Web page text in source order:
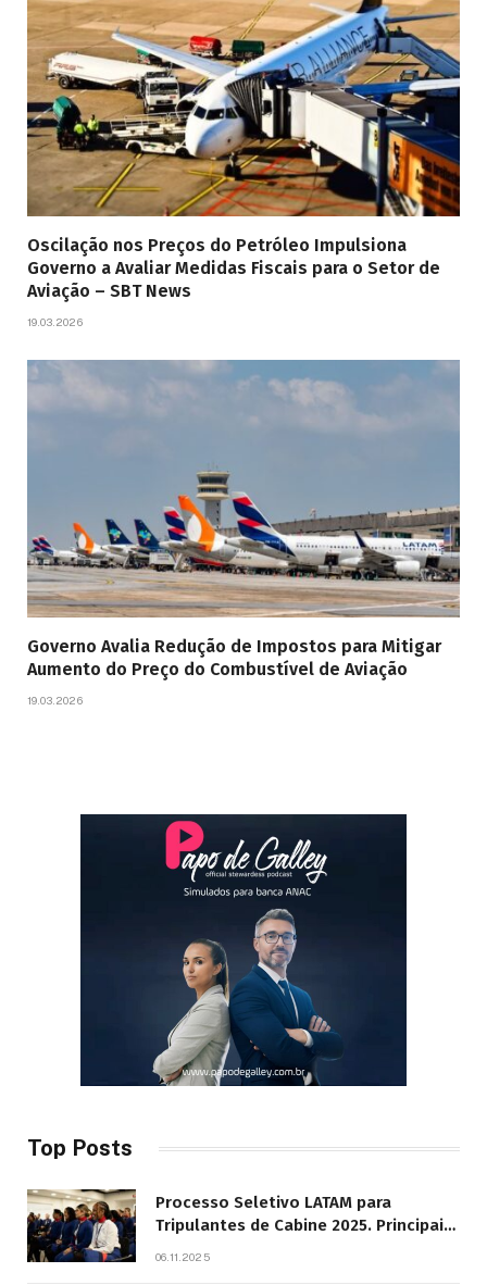
Oscilação nos Preços do Petróleo Impulsiona
Governo a Avaliar Medidas Fiscais para o Setor de
Aviação – SBT News
19.03.2026
Governo Avalia Redução de Impostos para Mitigar
Aumento do Preço do Combustível de Aviação
19.03.2026
Top Posts
Processo Seletivo LATAM para
Tripulantes de Cabine 2025. Principais
06.11.2025